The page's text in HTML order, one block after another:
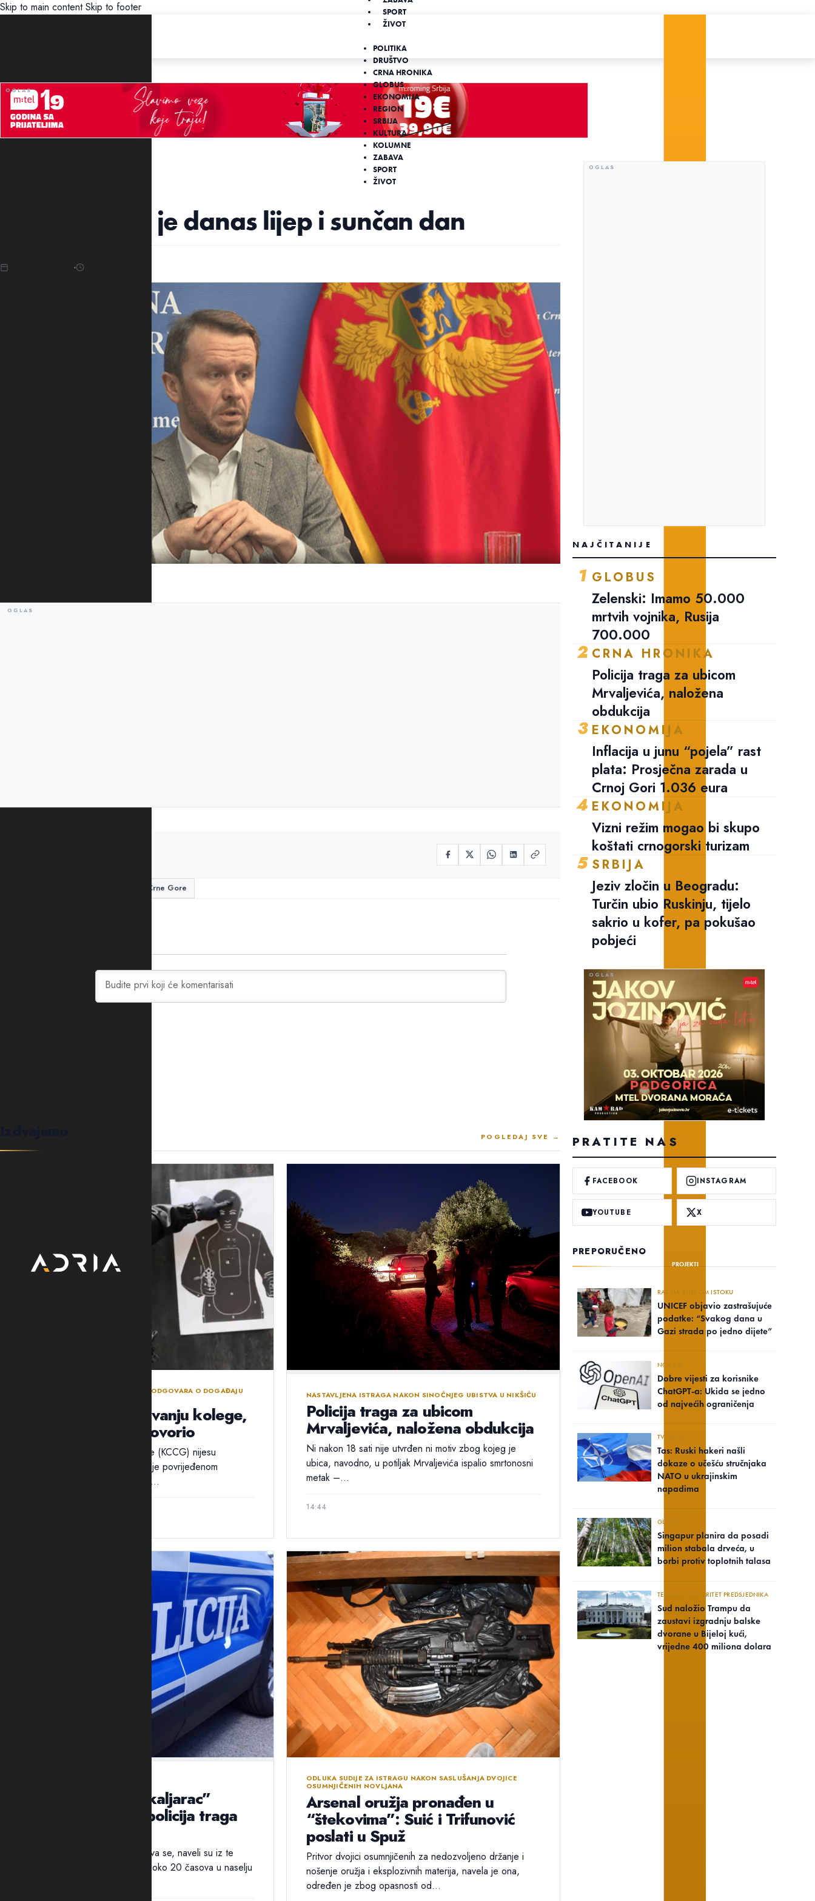
Skip to main content Skip to footer
SPORT
ŽIVOT
POLITIKA
DRUŠTVO
CRNA HRONIKA
GLOBUS
EKONOMIJA
REGION
SRBIJA
KULTURA
KOLUMNE
ZABAVA
SPORT
ŽIVOT
PROJEKTI
Konjević: Što je danas lijep i sunčan dan
Vlada Crne Gore
POGLEDAJ SVE →
BEZBJEDNOSNI SEKTOR DANIMA NE ODGOVARA O DOGAĐAJU
Policija ćuti o ranjavanju kolege,
ali traži ko je progovorio
Ni iz Kliničkog centra Crne Gore (KCCG) nijesu
odgovorili na pitanja Adrije da li je povrijeđenom
policajcu B.B. ukazivana pomoć...
NASTAVLJENA ISTRAGA NAKON SINOĆNJEG UBISTVA U NIKŠIĆU
Policija traga za ubicom
Mrvaljevića, naložena obdukcija
Ni nakon 18 sati nije utvrđen ni motiv zbog kojeg je
ubica, navodno, u potiljak Mrvaljevića ispalio smrtonosni
metak –...
14:44
NIKŠIĆ: Ubijen “škaljarac”
Jovan Mrvaljević, policija traga
Policija traga za ubicom. Pucnjava se, naveli su iz te
bezbjednosne službe, dogodila oko 20 časova u naselju
ODLUKA SUDIJE ZA ISTRAGU NAKON SASLUŠANJA DVOJICE
OSUMNJIČENIH NOVLJANA
Arsenal oružja pronađen u
“štekovima”: Suić i Trifunović
poslati u Spuž
Pritvor dvojici osumnjičenih za nedozvoljeno držanje i
nošenje oružja i eksplozivnih materija, navela je ona,
određen je zbog opasnosti od...
NAJČITANIJE
1 GLOBUS
Zelenski: Imamo 50.000
mrtvih vojnika, Rusija
700.000
2 CRNA HRONIKA
Policija traga za ubicom
Mrvaljevića, naložena
obdukcija
3 EKONOMIJA
Inflacija u junu “pojela” rast
plata: Prosječna zarada u
Crnoj Gori 1.036 eura
4 EKONOMIJA
Vizni režim mogao bi skupo
koštati crnogorski turizam
5 SRBIJA
Jeziv zločin u Beogradu:
Turčin ubio Ruskinju, tijelo
sakrio u kofer, pa pokušao
pobjeći
PRATITE NAS
FACEBOOK INSTAGRAM
YOUTUBE X
PREPORUČENO
RAT NA BLISKOM ISTOKU
UNICEF objavio zastrašujuće
podatke: “Svakog dana u
Gazi strada po jedno dijete”
NOVINE
Dobre vijesti za korisnike
ChatGPT-a: Ukida se jedno
od najvećih ograničenja
TVRDNJE
Tas: Ruski hakeri našli
dokaze o učešću stručnjaka
NATO u ukrajinskim
napadima
GLOBUS
Singapur planira da posadi
milion stabala drveća, u
borbi protiv toplotnih talasa
TESTIRAN AUTORITET PREDSJEDNIKA
Sud naložio Trampu da
zaustavi izgradnju balske
dvorane u Bijeloj kući,
vrijedne 400 miliona dolara